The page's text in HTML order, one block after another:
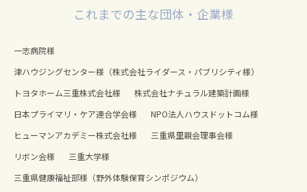
これまでの主な団体・企業様
一志病院様
津ハウジングセンター様（株式会社ライダース・パブリシティ様）
トヨタホーム三重株式会社様
株式会社ナチュラル建築計画様
日本プライマリ・ケア連合学会様
NPO法人ハウスドットコム様
ヒューマンアカデミー株式会社様
三重県里親会理事会様
リボン会様
三重大学様
三重県健康福祉部様（野外体験保育シンポジウム）